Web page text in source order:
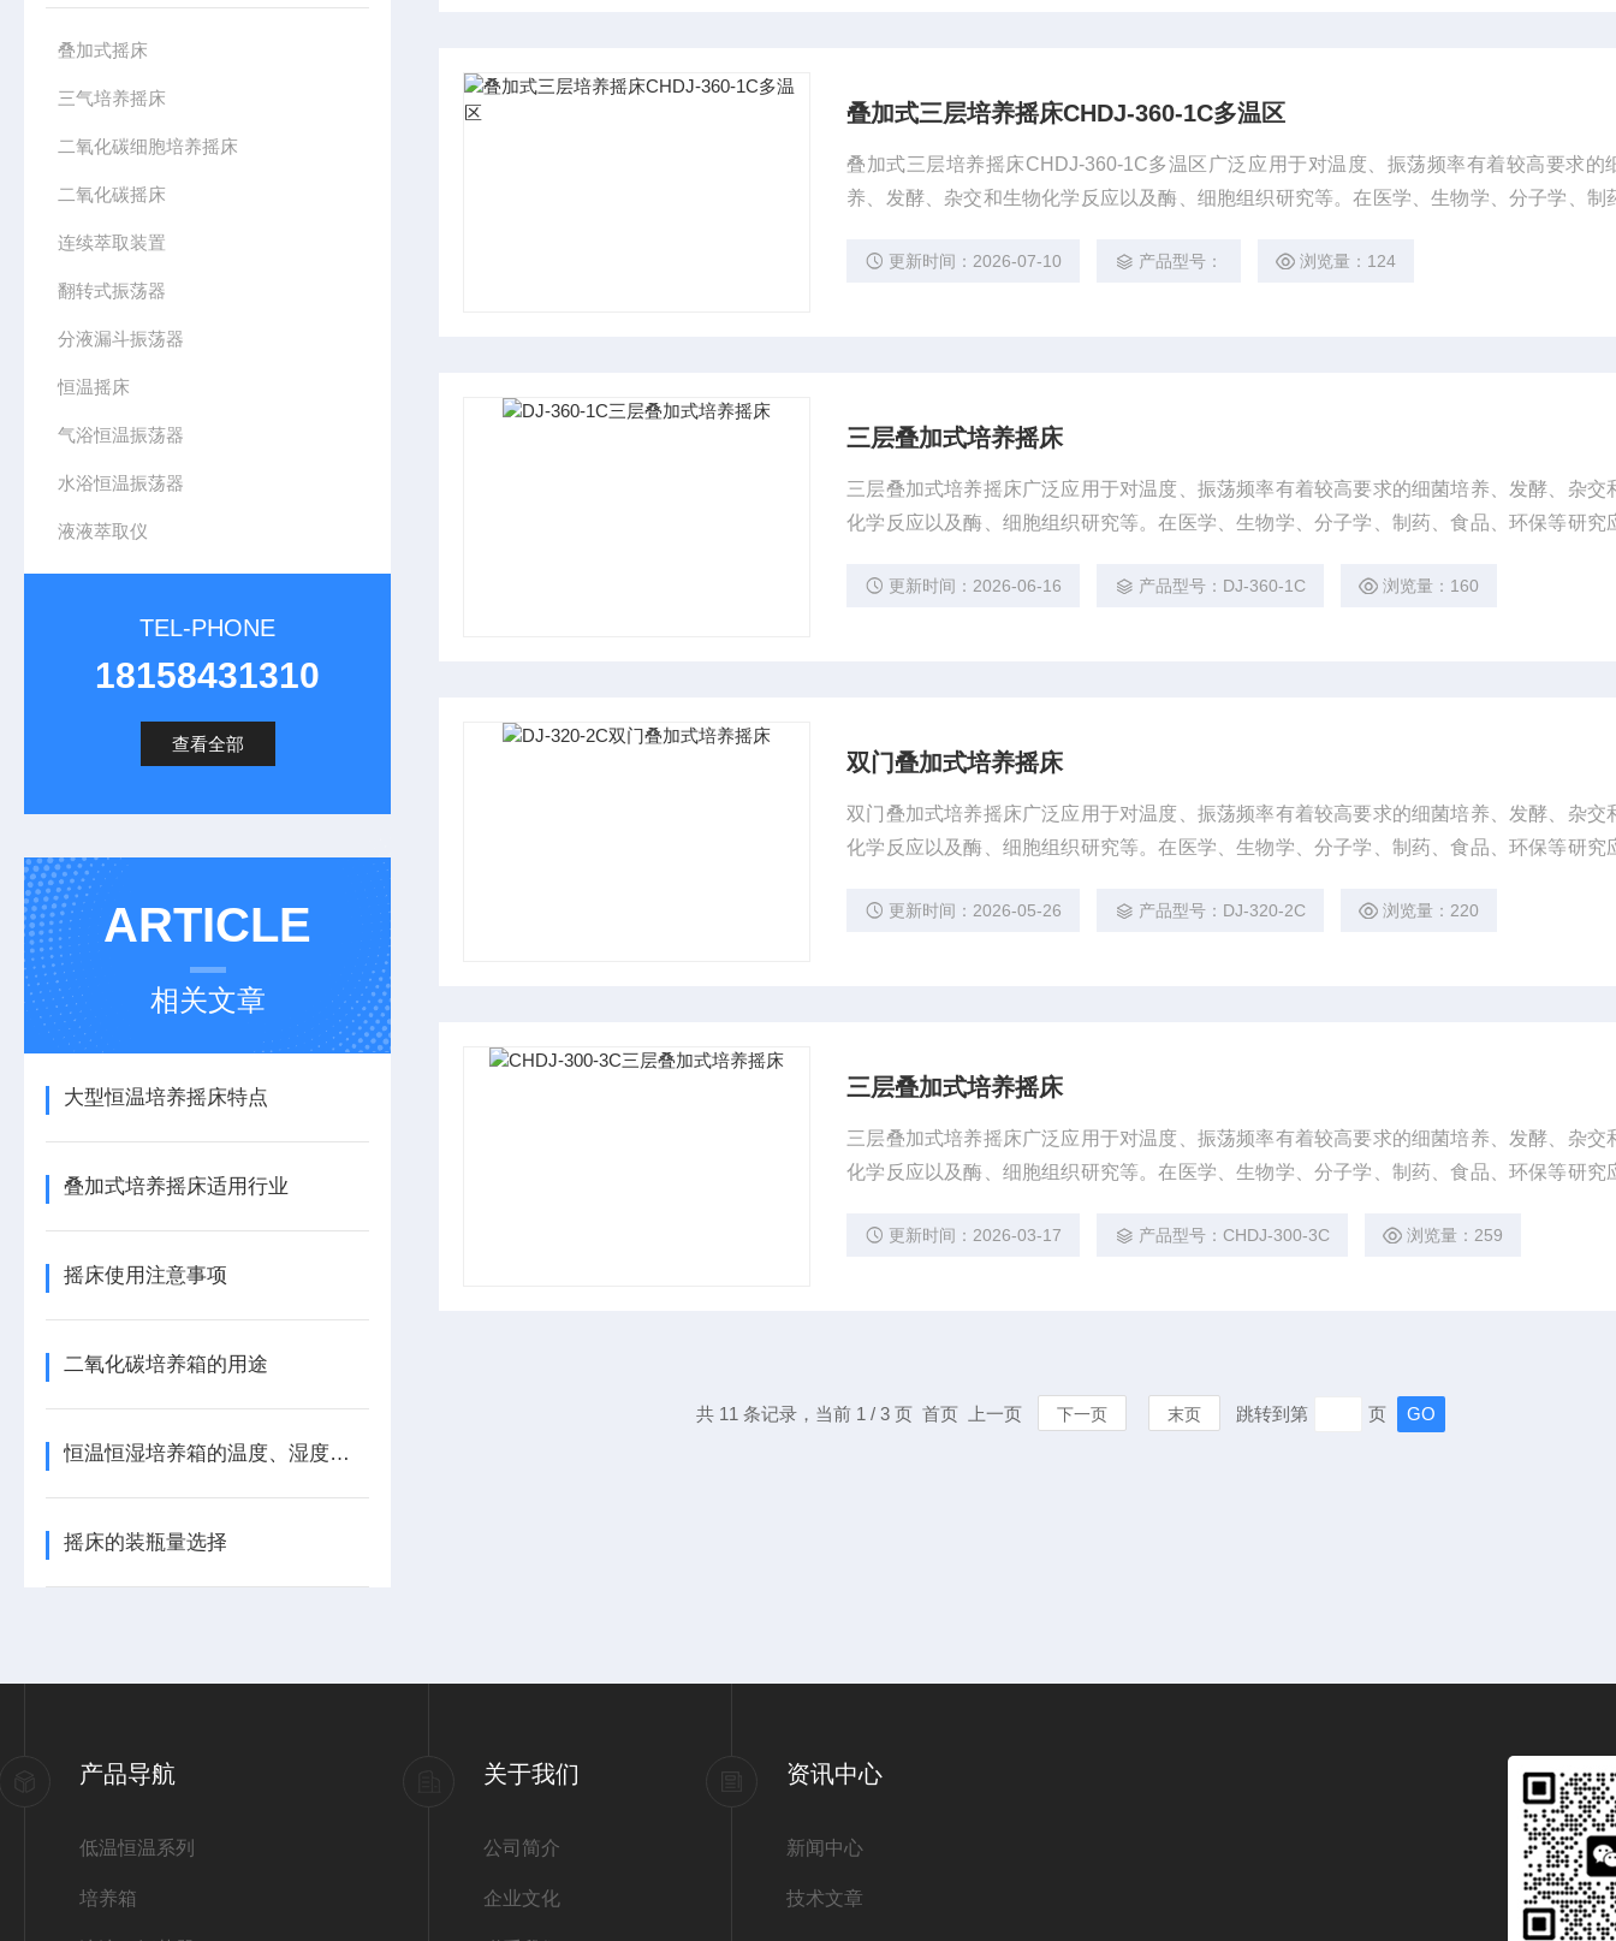
叠加式摇床
三气培养摇床
二氧化碳细胞培养摇床
二氧化碳摇床
连续萃取装置
翻转式振荡器
分液漏斗振荡器
恒温摇床
气浴恒温振荡器
水浴恒温振荡器
液液萃取仪
TEL-PHONE
18158431310
查看全部
ARTICLE
相关文章
大型恒温培养摇床特点
叠加式培养摇床适用行业
摇床使用注意事项
二氧化碳培养箱的用途
恒温恒湿培养箱的温度、湿度异常问题分析
摇床的装瓶量选择
叠加式三层培养摇床CHDJ-360-1C多温区
叠加式三层培养摇床CHDJ-360-1C多温区广泛应用于对温度、振荡频率有着较高要求的
养、发酵、杂交和生物化学反应以及酶、细胞组织研究等。在医学、生物学、分子学、制
更新时间：2026-07-10 产品型号： 浏览量：124
三层叠加式培养摇床
三层叠加式培养摇床广泛应用于对温度、振荡频率有着较高要求的细菌培养、发酵、杂交
化学反应以及酶、细胞组织研究等。在医学、生物学、分子学、制药、食品、环保等研究
更新时间：2026-06-16 产品型号：DJ-360-1C 浏览量：160
双门叠加式培养摇床
双门叠加式培养摇床广泛应用于对温度、振荡频率有着较高要求的细菌培养、发酵、杂交
化学反应以及酶、细胞组织研究等。在医学、生物学、分子学、制药、食品、环保等研究
更新时间：2026-05-26 产品型号：DJ-320-2C 浏览量：220
三层叠加式培养摇床
三层叠加式培养摇床广泛应用于对温度、振荡频率有着较高要求的细菌培养、发酵、杂交
化学反应以及酶、细胞组织研究等。在医学、生物学、分子学、制药、食品、环保等研究
更新时间：2026-03-17 产品型号：CHDJ-300-3C 浏览量：259
共 11 条记录，当前 1 / 3 页 首页 上一页 下一页 末页 跳转到第 页
产品导航
低温恒温系列
培养箱
关于我们
公司简介
企业文化
资讯中心
新闻中心
技术文章